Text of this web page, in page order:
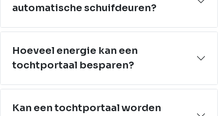
automatische schuifdeuren?
Hoeveel energie kan een
tochtportaal besparen?
Kan een tochtportaal worden